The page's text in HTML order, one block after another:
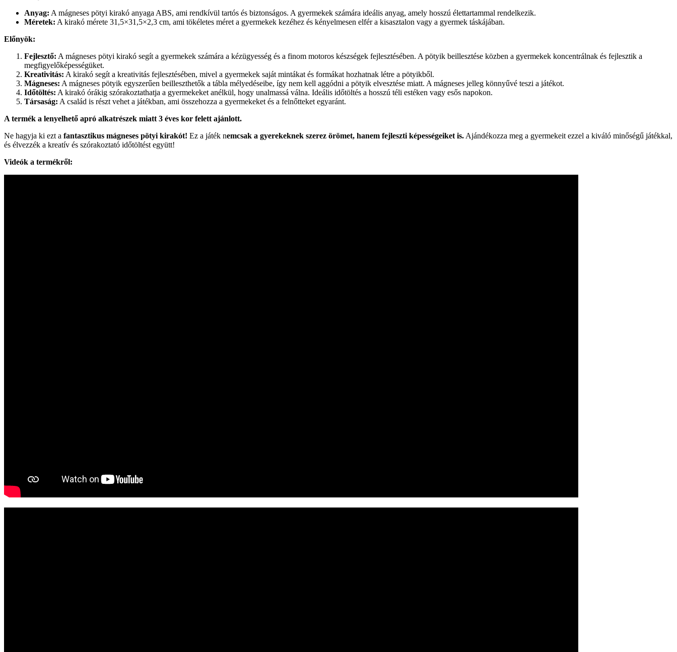
Anyag: A mágneses pötyi kirakó anyaga ABS, ami rendkívül tartós és biztonságos. A gyermekek számára ideális anyag, amely hosszú élettartammal rendelkezik.
Méretek: A kirakó mérete 31,5×31,5×2,3 cm, ami tökéletes méret a gyermekek kezéhez és kényelmesen elfér a kisasztalon vagy a gyermek táskájában.
Előnyök:
Fejlesztő: A mágneses pötyi kirakó segít a gyermekek számára a kézügyesség és a finom motoros készségek fejlesztésében. A pötyik beillesztése közben a gyermekek koncentrálnak és fejlesztik a
megfigyelőképességüket.
Kreativitás: A kirakó segít a kreativitás fejlesztésében, mivel a gyermekek saját mintákat és formákat hozhatnak létre a pötyikből.
Mágneses: A mágneses pötyik egyszerűen beilleszthetők a tábla mélyedéseibe, így nem kell aggódni a pötyik elvesztése miatt. A mágneses jelleg könnyűvé teszi a játékot.
Időtöltés: A kirakó órákig szórakoztathatja a gyermekeket anélkül, hogy unalmassá válna. Ideális időtöltés a hosszú téli estéken vagy esős napokon.
Társaság: A család is részt vehet a játékban, ami összehozza a gyermekeket és a felnőtteket egyaránt.
A termék a lenyelhető apró alkatrészek miatt 3 éves kor felett ajánlott.
Ne hagyja ki ezt a fantasztikus mágneses pötyi kirakót! Ez a játék nemcsak a gyerekeknek szerez örömet, hanem fejleszti képességeiket is.Ajándékozza meg a gyermekeit ezzel a kiváló minőségű játékkal,
és élvezzék a kreatív és szórakoztató időtöltést együtt!
Videók a termékről: